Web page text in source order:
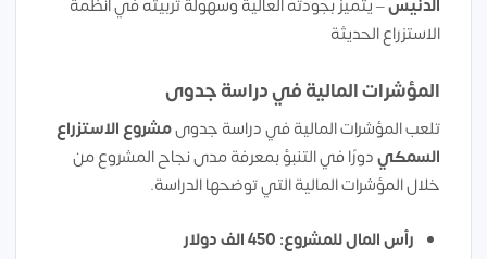
الدنيس– يتميز بجودته العالية وسهولة تربيته في أنظمة
الاستزراع الحديثة
المؤشرات المالية في دراسة جدوى
تلعب المؤشرات المالية في دراسة جدوىمشروع الاستزراع
السمكيدورًا في التنبؤ بمعرفة مدى نجاح المشروع من
خلال المؤشرات المالية التي توضحها الدراسة.
رأس المال للمشروع: 450 الف دولار